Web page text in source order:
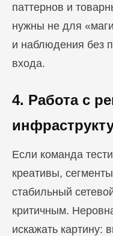
паттернов и
нужны не для
и наблюдения без
входа.
4. Работа с
Если команда
креативы,
стабильный
критичным.
искажать картину: